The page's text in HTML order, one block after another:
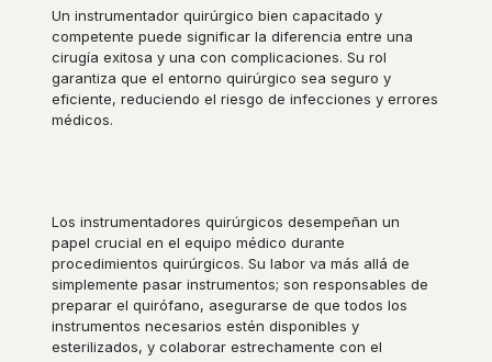
Un instrumentador quirúrgico bien capacitado y
competente puede significar la diferencia entre una
cirugía exitosa y una con complicaciones. Su rol
garantiza que el entorno quirúrgico sea seguro y
eficiente, reduciendo el riesgo de infecciones y errores
médicos.
Los instrumentadores quirúrgicos desempeñan un
papel crucial en el equipo médico durante
procedimientos quirúrgicos. Su labor va más allá de
simplemente pasar instrumentos; son responsables de
preparar el quirófano, asegurarse de que todos los
instrumentos necesarios estén disponibles y
esterilizados, y colaborar estrechamente con el